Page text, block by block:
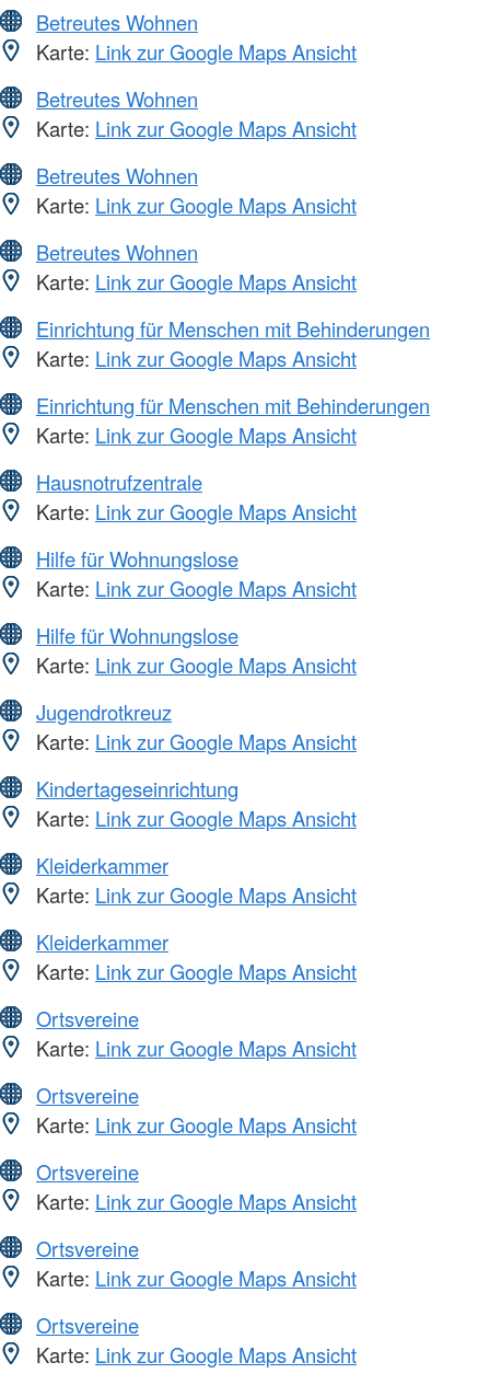
Betreutes Wohnen
Karte: Link zur Google Maps Ansicht
Betreutes Wohnen
Karte: Link zur Google Maps Ansicht
Betreutes Wohnen
Karte: Link zur Google Maps Ansicht
Betreutes Wohnen
Karte: Link zur Google Maps Ansicht
Einrichtung für Menschen mit Behinderungen
Karte: Link zur Google Maps Ansicht
Einrichtung für Menschen mit Behinderungen
Karte: Link zur Google Maps Ansicht
Hausnotrufzentrale
Karte: Link zur Google Maps Ansicht
Hilfe für Wohnungslose
Karte: Link zur Google Maps Ansicht
Hilfe für Wohnungslose
Karte: Link zur Google Maps Ansicht
Jugendrotkreuz
Karte: Link zur Google Maps Ansicht
Kindertageseinrichtung
Karte: Link zur Google Maps Ansicht
Kleiderkammer
Karte: Link zur Google Maps Ansicht
Kleiderkammer
Karte: Link zur Google Maps Ansicht
Ortsvereine
Karte: Link zur Google Maps Ansicht
Ortsvereine
Karte: Link zur Google Maps Ansicht
Ortsvereine
Karte: Link zur Google Maps Ansicht
Ortsvereine
Karte: Link zur Google Maps Ansicht
Ortsvereine
Karte: Link zur Google Maps Ansicht